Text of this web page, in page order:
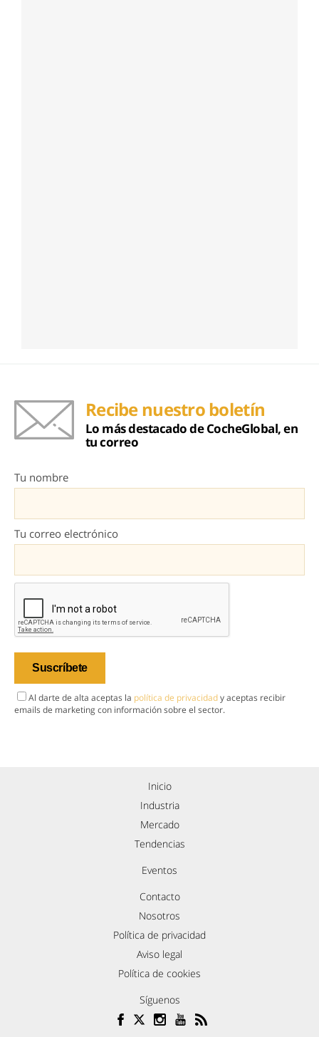
Recibe nuestro boletín
Lo más destacado de CocheGlobal, en
tu correo
Tu nombre
Tu correo electrónico
Al darte de alta aceptas la política de privacidady aceptas recibir
emails de marketing con información sobre el sector.
Inicio
Industria
Mercado
Tendencias
Eventos
Contacto
Nosotros
Política de privacidad
Aviso legal
Política de cookies
Síguenos